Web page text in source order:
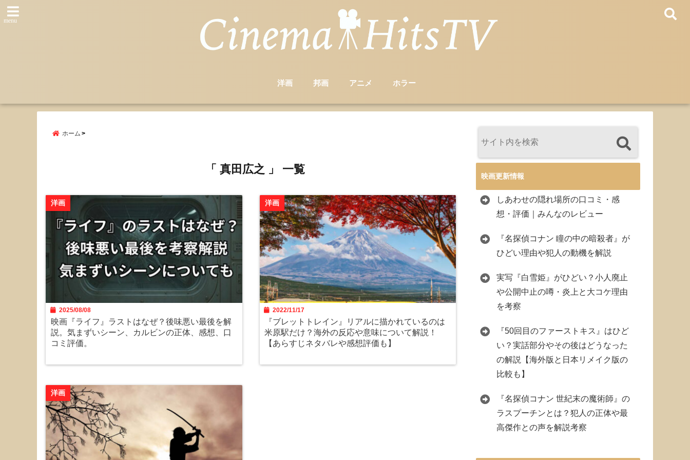
menu
洋画 邦画 アニメ ホラー
ホーム
「 真田広之 」 一覧
洋画
2025/08/08
映画『ライフ』ラストはなぜ？後味悪い最後を解
説。気まずいシーン、カルビンの正体、感想、口
コミ評価。
洋画
2022/11/17
『ブレットトレイン』リアルに描かれているのは
米原駅だけ？海外の反応や意味について解説！
【あらすじネタバレや感想評価も】
洋画
映画更新情報
しあわせの隠れ場所の口コミ・感
想・評価｜みんなのレビュー
『名探偵コナン 瞳の中の暗殺者』が
ひどい理由や犯人の動機を解説
実写『白雪姫』がひどい？小人廃止
や公開中止の噂・炎上と大コケ理由
を考察
『50回目のファーストキス』はひど
い？実話部分やその後はどうなった
の解説【海外版と日本リメイク版の
比較も】
『名探偵コナン 世紀末の魔術師』の
ラスプーチンとは？犯人の正体や最
高傑作との声を解説考察